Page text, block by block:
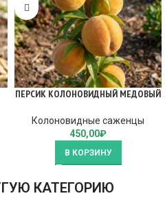
ПЕРСИК КОЛОНОВИДНЫЙ МЕДОВЫЙ
Колоновидные саженцы
450,00₽
В КОРЗИНУ
КАТЕГОРИЮ